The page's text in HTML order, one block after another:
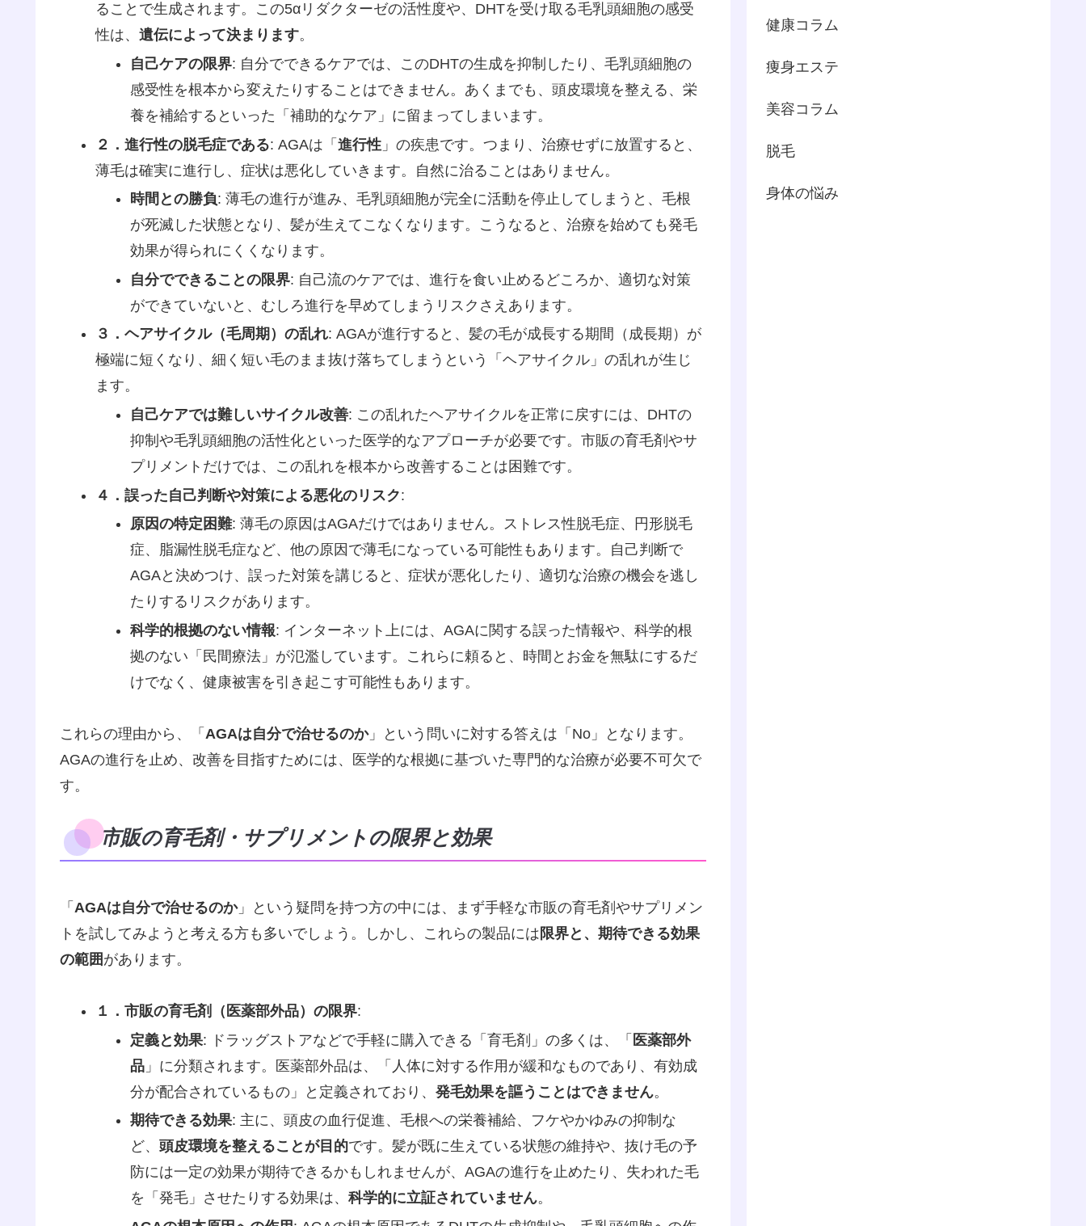
ることで生成されます。この5αリダクターゼの活性度や、DHTを受け取る毛乳頭細胞の感受
性は、 遺伝によって決まります。
自己ケアの限界: 自分でできるケアでは、このDHTの生成を抑制したり、毛乳頭細胞の
感受性を根本から変えたりすることはできません。あくまでも、頭皮環境を整える、栄
養を補給するといった「補助的なケア」に留まってしまいます。
２．進行性の脱毛症である: AGAは「 進行性」の疾患です。つまり、治療せずに放置すると、
薄毛は確実に進行し、症状は悪化していきます。自然に治ることはありません。
時間との勝負: 薄毛の進行が進み、毛乳頭細胞が完全に活動を停止してしまうと、毛根
が死滅した状態となり、髪が生えてこなくなります。こうなると、治療を始めても発毛
効果が得られにくくなります。
自分でできることの限界: 自己流のケアでは、進行を食い止めるどころか、適切な対策
ができていないと、むしろ進行を早めてしまうリスクさえあります。
３．ヘアサイクル（毛周期）の乱れ: AGAが進行すると、髪の毛が成長する期間（成長期）が
極端に短くなり、細く短い毛のまま抜け落ちてしまうという「ヘアサイクル」の乱れが生じ
ます。
自己ケアでは難しいサイクル改善: この乱れたヘアサイクルを正常に戻すには、DHTの
抑制や毛乳頭細胞の活性化といった医学的なアプローチが必要です。市販の育毛剤やサ
プリメントだけでは、この乱れを根本から改善することは困難です。
４．誤った自己判断や対策による悪化のリスク:
原因の特定困難: 薄毛の原因はAGAだけではありません。ストレス性脱毛症、円形脱毛
症、脂漏性脱毛症など、他の原因で薄毛になっている可能性もあります。自己判断で
AGAと決めつけ、誤った対策を講じると、症状が悪化したり、適切な治療の機会を逃し
たりするリスクがあります。
科学的根拠のない情報: インターネット上には、AGAに関する誤った情報や、科学的根
拠のない「民間療法」が氾濫しています。これらに頼ると、時間とお金を無駄にするだ
けでなく、健康被害を引き起こす可能性もあります。
これらの理由から、「 AGAは自分で治せるのか」という問いに対する答えは「No」となります。
AGAの進行を止め、改善を目指すためには、医学的な根拠に基づいた専門的な治療が必要不可欠で
す。
市販の育毛剤・サプリメントの限界と効果
「 AGAは自分で治せるのか」という疑問を持つ方の中には、まず手軽な市販の育毛剤やサプリメン
トを試してみようと考える方も多いでしょう。しかし、これらの製品には 限界と、期待できる効果
の範囲 があります。
１．市販の育毛剤（医薬部外品）の限界:
定義と効果: ドラッグストアなどで手軽に購入できる「育毛剤」の多くは、「 医薬部外
品 」に分類されます。医薬部外品は、「人体に対する作用が緩和なものであり、有効成
分が配合されているもの」と定義されており、発毛効果を謳うことはできません。
期待できる効果: 主に、頭皮の血行促進、毛根への栄養補給、フケやかゆみの抑制な
ど、頭皮環境を整えることが目的です。髪が既に生えている状態の維持や、抜け毛の予
防には一定の効果が期待できるかもしれませんが、AGAの進行を止めたり、失われた毛
を「発毛」させたりする効果は、科学的に立証されていません。
健康コラム
痩身エステ
美容コラム
脱毛
身体の悩み